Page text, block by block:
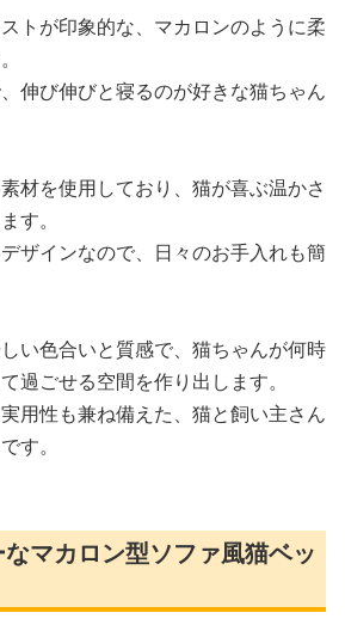
トが印象的な、マカロンのように柔
伸び伸びと寝るのが好きな猫ちゃん
材を使用しており、猫が喜ぶ温かさ
す。
ザインなので、日々のお手入れも簡
い色合いと質感で、猫ちゃんが何時
過ごせる空間を作り出します。
用性も兼ね備えた、猫と飼い主さん
す。
マカロン型ソファ風猫ベッ